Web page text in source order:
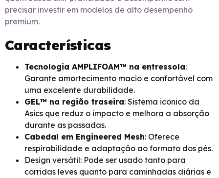
precisar investir em modelos de alto desempenho
premium.
Características
Tecnologia AMPLIFOAM™ na entressola:
Garante amortecimento macio e confortável com
uma excelente durabilidade.
GEL™ na região traseira: Sistema icônico da
Asics que reduz o impacto e melhora a absorção
durante as passadas.
Cabedal em Engineered Mesh: Oferece
respirabilidade e adaptação ao formato dos pés.
Design versátil: Pode ser usado tanto para
corridas leves quanto para caminhadas diárias e